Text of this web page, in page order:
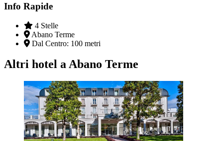
Info Rapide
4 Stelle
Abano Terme
Dal Centro: 100 metri
Altri hotel a Abano Terme